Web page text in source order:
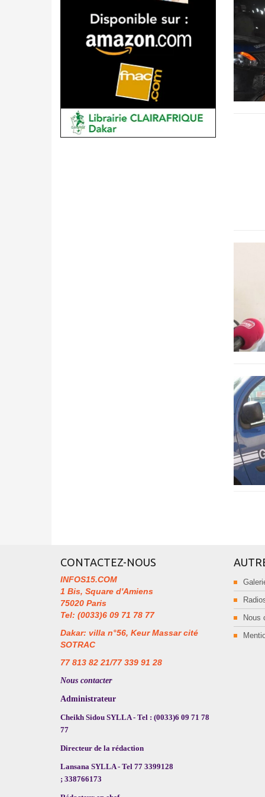
CONTACTEZ-NOUS
INFOS15.COM
1 Bis, Square d'Amiens
75020 Paris
Tel: (0033)6 09 71 78 77
Dakar: villa n°56, Keur Massar cité
SOTRAC
77 813 82 21/77 339 91 28
Nous contacter
Administrateur
Cheikh Sidou SYLLA - Tel : (0033)6 09 71 78
77
Directeur de la rédaction
Lansana SYLLA - Tel 77 3399128
; 338766173
Nous